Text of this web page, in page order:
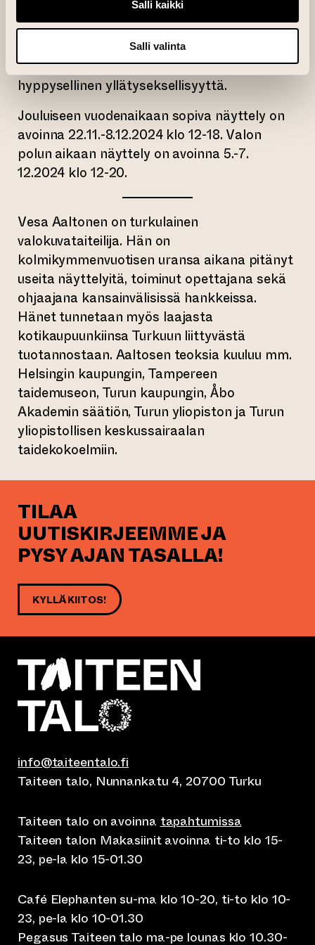
Salli kaikki
Salli valinta
uusia kuvamaailmoja. Hän puhuu työstään
metsässä vuoropuheluna metsän kanssa,
jolloin työhön, kuten luonnossa
työskentelyyn yleensäkin, sisältyy
hyppysellinen yllätyseksellisyyttä.
Jouluiseen vuodenaikaan sopiva näyttely on
avoinna 22.11.-8.12.2024 klo 12-18. Valon
polun aikaan näyttely on avoinna 5.-7.
12.2024 klo 12-20.
Vesa Aaltonen on turkulainen
valokuvataiteilija. Hän on
kolmikymmenvuotisen uransa aikana pitänyt
useita näyttelyitä, toiminut opettajana sekä
ohjaajana kansainvälisissä hankkeissa.
Hänet tunnetaan myös laajasta
kotikaupuunkiinsa Turkuun liittyvästä
tuotannostaan. Aaltosen teoksia kuuluu mm.
Helsingin kaupungin, Tampereen
taidemuseon, Turun kaupungin, Åbo
Akademin säätiön, Turun yliopiston ja Turun
yliopistollisen keskussairaalan
taidekokoelmiin.
TILAA
UUTISKIRJEEMME JA
PYSY AJAN TASALLA!
KYLLÄ KIITOS!
info@taiteentalo.fi
Taiteen talo, Nunnankatu 4, 20700 Turku
Taiteen talo on avoinna tapahtumissa
Taiteen talon Makasiinit avoinna ti-to klo 15-
23, pe-la klo 15-01.30
Café Elephanten su-ma klo 10-20, ti-to klo 10-
23, pe-la klo 10-01.30
Pegasus Taiteen talo ma-pe lounas klo 10.30-